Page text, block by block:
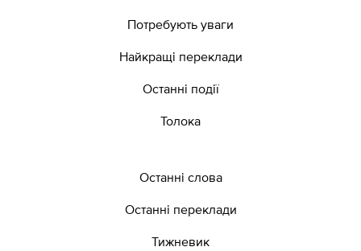
Потребують уваги
Найкращі переклади
Останні події
Толока
Останні слова
Останні переклади
Тижневик